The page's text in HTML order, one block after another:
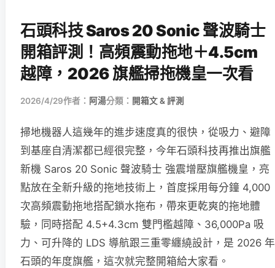
石頭科技 Saros 20 Sonic 聲波騎士
開箱評測！高頻震動拖地＋4.5cm
越障，2026 旗艦掃拖機皇一次看
2026/4/29作者： 阿湯分類： 開箱文 & 評測
掃地機器人這幾年的進步速度真的很快，從吸力、避障
到基座自清潔都已經很完整，今年石頭科技再推出旗艦
新機 Saros 20 Sonic 聲波騎士 強震增壓旗艦機皇，亮
點放在全新升級的拖地技術上，首度採用每分鐘 4,000
次高頻震動拖地搭配鎖水拖布，帶來更乾爽的拖地體
驗，同時搭配 4.5+4.3cm 雙門檻越障、36,000Pa 吸
力、可升降的 LDS 導航跟三重零纏繞設計，是 2026 年
石頭的年度旗艦，這次就完整開箱給大家看。